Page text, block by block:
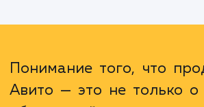
продаж и прибыли. Более
на Авито обычно